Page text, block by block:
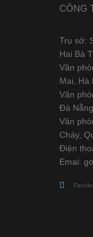
CÔNG
Trụ sở:
Hai Bà
Văn
Mai, Hà
Văn
Đà Nẵng
Văn
Cháy,
Điện
Emai: